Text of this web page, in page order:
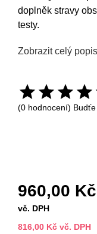
doplněk stravy
testy.
Zobrazit celý popis
(0 hodnocení)
960,00 Kč
vč. DPH
816,00 Kč vč. DPH